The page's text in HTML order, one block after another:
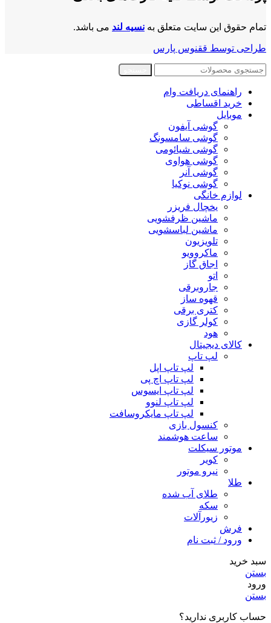
تمام حقوق این سایت متعلق به نسیه لند می باشد.
طراحی توسط ققنوس پارس
راهنمای دریافت وام
خرید اقساطی
موبایل
گوشی آیفون
گوشی سامسونگ
گوشی شیائومی
گوشی هواوی
گوشی آنر
گوشی نوکیا
لوازم خانگی
یخچال فریزر
ماشین ظرفشویی
ماشین لباسشویی
تلویزیون
ماکروویو
اجاق گاز
اتو
جاروبرقی
قهوه ساز
کتری برقی
کولر گازی
هود
کالای دیجیتال
لپ تاپ
لپ تاپ اپل
لپ تاپ اچ پی
لپ تاپ ایسوس
لپ تاپ لنوو
لپ تاپ مایکروسافت
کنسول بازی
ساعت هوشمند
موتور سیکلت
کویر
نیرو موتور
طلا
طلای آب شده
سکه
زیورآلات
فرش
ورود / ثبت نام
سبد خرید
بستن
ورود
بستن
حساب کاربری ندارید؟